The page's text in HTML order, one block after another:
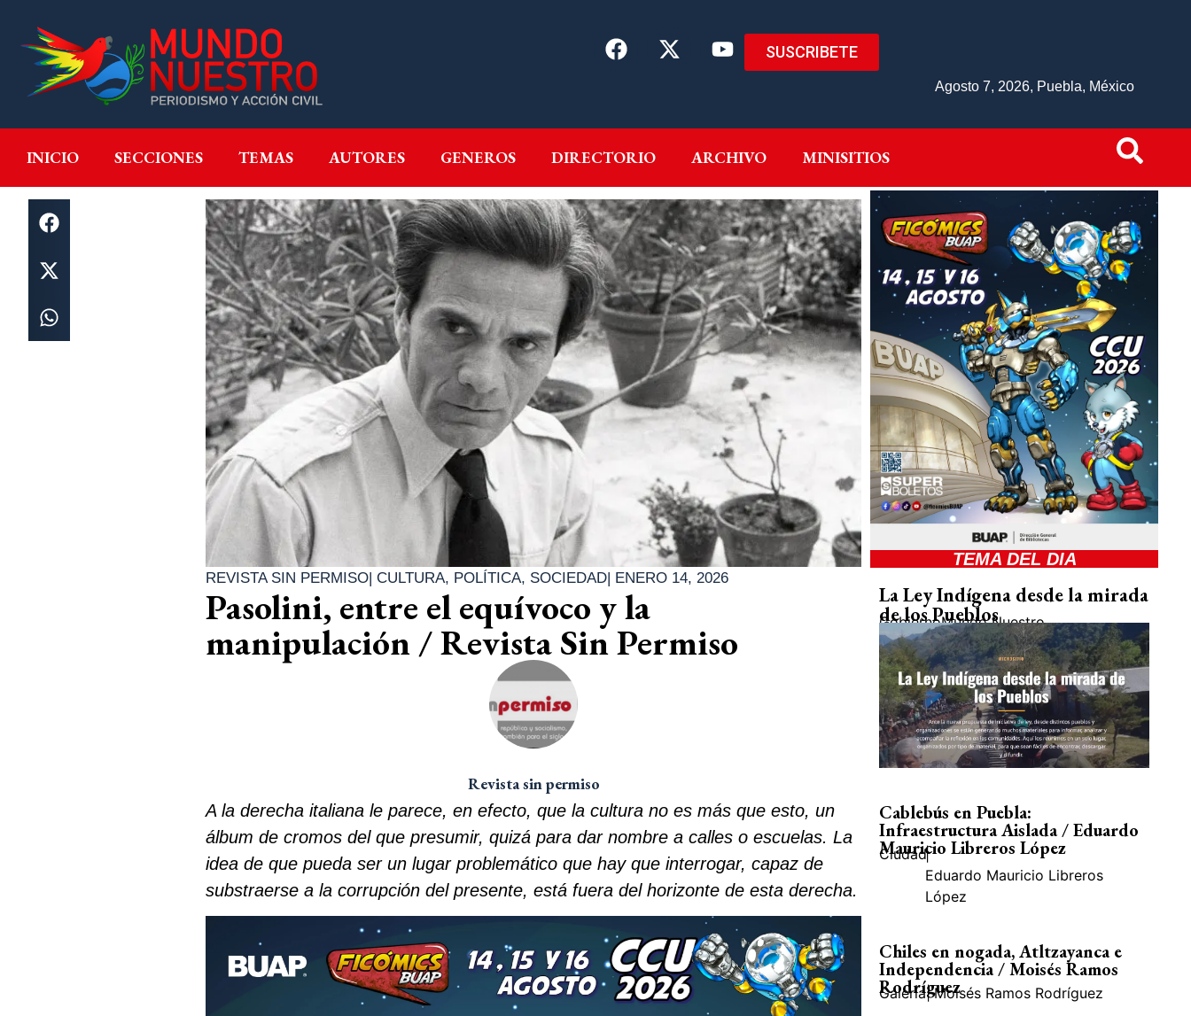
SUSCRIBETE
Agosto 7, 2026, Puebla, México
INICIO SECCIONES TEMAS AUTORES GENEROS DIRECTORIO ARCHIVO MINISITIOS
INICIO SECCIONES GENEROS DIRECTORIO ARCHIVO MINISITIOS
REVISTA SIN PERMISO| CULTURA, POLÍTICA, SOCIEDAD| ENERO 14, 2026
Pasolini, entre el equívoco y la
manipulación / Revista Sin Permiso
Revista sin permiso
A la derecha italiana le parece, en efecto, que la cultura no es más que esto, un
álbum de cromos del que presumir, quizá para dar nombre a calles o escuelas. La
idea de que pueda ser un lugar problemático que hay que interrogar, capaz de
substraerse a la corrupción del presente, está fuera del horizonte de esta derecha.
TEMA DEL DIA
La Ley Indígena desde la mirada
de los Pueblos
GobiernoMundo Nuestro
Cablebús en Puebla:
Infraestructura Aislada / Eduardo
Mauricio Libreros López
Ciudad|
Eduardo Mauricio Libreros
López
Chiles en nogada, Atltzayanca e
Independencia / Moisés Ramos
Rodríguez
Galería| Moisés Ramos Rodríguez